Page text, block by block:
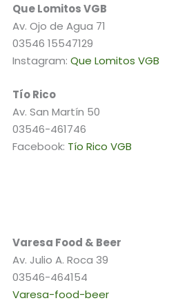
Que Lomitos VGB
Av. Ojo de Agua 71
03546 15547129
Instagram: Que Lomitos VGB
TíoRico
Av. San Martín 50
03546-461746
Facebook: Tío Rico VGB
Varesa Food & Beer
Av. Julio A. Roca 39
03546-464154
Varesa-food-beer